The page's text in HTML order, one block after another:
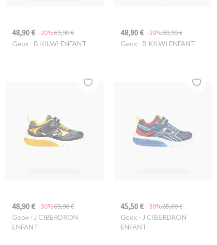
48,90 € 69,90 €
-30%
Geox- B KILWI ENFANT
48,90 € 69,90 €
-30%
Geox- B KILWI ENFANT
48,90 € 69,90 €
-30%
Geox- J CIBERDRON
ENFANT
45,50 € 65,00 €
-30%
Geox- J CIBERDRON
ENFANT